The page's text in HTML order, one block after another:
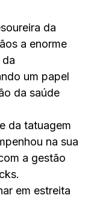
da
a enorme
um papel
da saúde
da tatuagem
na sua
a gestão
em estreita